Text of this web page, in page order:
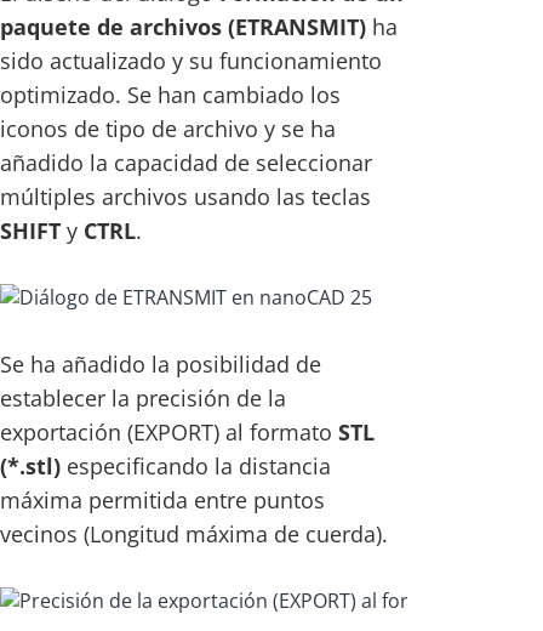
paquete de archivos (ETRANSMIT) ha
sido actualizado y su funcionamiento
optimizado. Se han cambiado los
iconos de tipo de archivo y se ha
añadido la capacidad de seleccionar
múltiples archivos usando las teclas
SHIFT y CTRL.
Se ha añadido la posibilidad de
establecer la precisión de la
exportación (EXPORT) al formato STL
(*.stl) especificando la distancia
máxima permitida entre puntos
vecinos (Longitud máxima de cuerda).